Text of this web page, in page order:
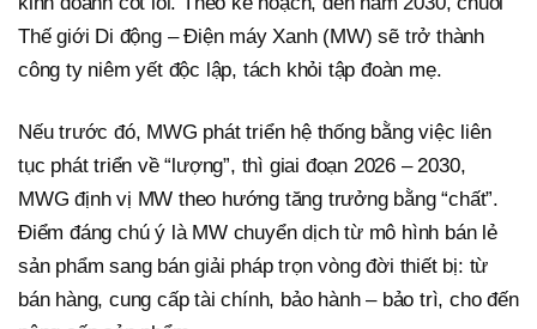
Thế giới Di động – Điện máy Xanh (MW) sẽ trở thành
công ty niêm yết độc lập, tách khỏi tập đoàn mẹ.
Nếu trước đó, MWG phát triển hệ thống bằng việc liên
tục phát triển về “lượng”, thì giai đoạn 2026 – 2030,
MWG định vị MW theo hướng tăng trưởng bằng “chất”.
Điểm đáng chú ý là MW chuyển dịch từ mô hình bán lẻ
sản phẩm sang bán giải pháp trọn vòng đời thiết bị: từ
bán hàng, cung cấp tài chính, bảo hành – bảo trì, cho đến